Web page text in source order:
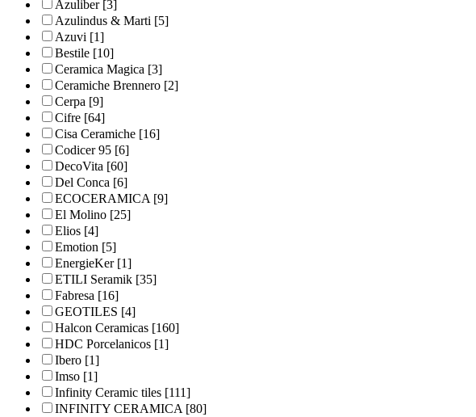
Azuliber[3]
Azulindus & Marti [5]
Azuvi [1]
Bestile [10]
Ceramica Magica [3]
Ceramiche Brennero [2]
Cerpa [9]
Cifre [64]
Cisa Ceramiche [16]
Codicer 95 [6]
DecoVita [60]
Del Conca [6]
ECOCERAMICA[9]
El Molino [25]
Elios [4]
Emotion [5]
EnergieKer[1]
ETILI Seramik [35]
Fabresa [16]
GEOTILES [4]
Halcon Ceramicas [160]
HDC Porcelanicos [1]
Ibero [1]
Imso [1]
Infinity Ceramic tiles [111]
INFINITY CERAMICA[80]